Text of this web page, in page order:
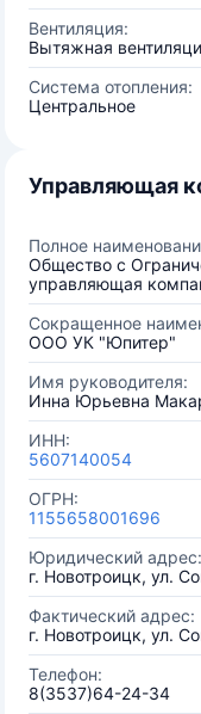
Вентиляция:
Вытяжная
Система отопления:
Центральное
Управляющая
Полное
Общество с
управляющая
Сокращенное
ООО УК "Юпитер"
Имя руководителя:
Инна Юрьевна
ИНН:
5607140054
ОГРН:
1155658001696
Юридический адрес:
г. Новотроицк, ул.
Фактический адрес:
г. Новотроицк, ул.
Телефон:
8(3537)64-24-34